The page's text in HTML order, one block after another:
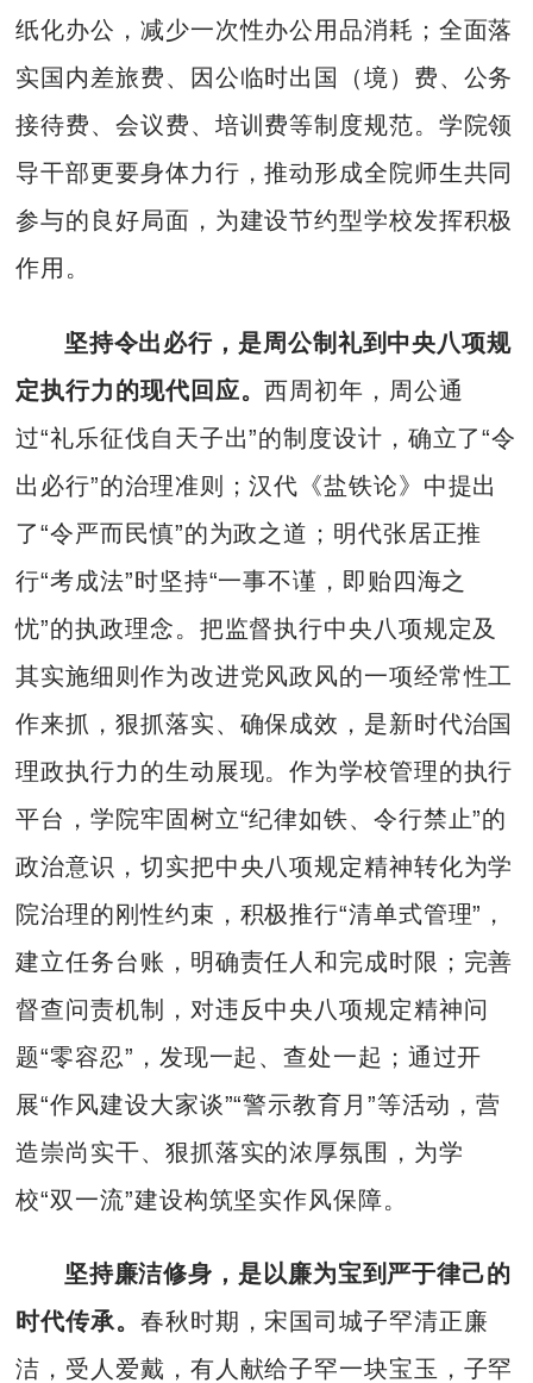
纸化办公，减少一次性办公用品消耗；全面落
实国内差旅费、因公临时出国（境）费、公务
接待费、会议费、培训费等制度规范。学院领
导干部更要身体力行，推动形成全院师生共同
参与的良好局面，为建设节约型学校发挥积极
作用。
坚持令出必行，是周公制礼到中央八项规
定执行力的现代回应。西周初年，周公通
过“礼乐征伐自天子出”的制度设计，确立了“令
出必行”的治理准则；汉代《盐铁论》中提出
了“令严而民慎”的为政之道；明代张居正推
行“考成法”时坚持“一事不谨，即贻四海之
忧”的执政理念。把监督执行中央八项规定及
其实施细则作为改进党风政风的一项经常性工
作来抓，狠抓落实、确保成效，是新时代治国
理政执行力的生动展现。作为学校管理的执行
平台，学院牢固树立“纪律如铁、令行禁止”的
政治意识，切实把中央八项规定精神转化为学
院治理的刚性约束，积极推行“清单式管理”，
建立任务台账，明确责任人和完成时限；完善
督查问责机制，对违反中央八项规定精神问
题“零容忍”，发现一起、查处一起；通过开
展“作风建设大家谈”“警示教育月”等活动，营
造崇尚实干、狠抓落实的浓厚氛围，为学
校“双一流”建设构筑坚实作风保障。
坚持廉洁修身，是以廉为宝到严于律己的
时代传承。 春秋时期，宋国司城子罕清正廉
洁，受人爱戴，有人献给子罕一块宝玉，子罕